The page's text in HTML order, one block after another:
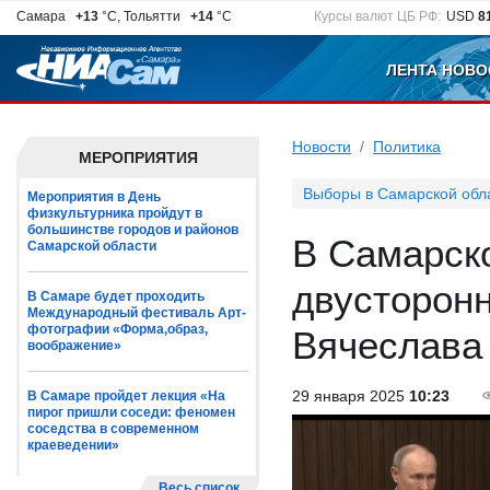
Самара +13 °C, Тольятти +14 °C Курсы валют ЦБ РФ: USD
ЛЕНТА
МЕРОПРИЯТИЯ
Мероприятия в День
физкультурника пройдут в
большинстве городов и районов
Самарской области
В Самаре будет проходить
Международный фестиваль Арт-
фотографии «Форма,образ,
воображение»
В Самаре пройдет лекция «На
пирог пришли соседи: феномен
соседства в современном
краеведении»
Новости Политика
Выборы в Самарской
В
29 января 2025 10:23